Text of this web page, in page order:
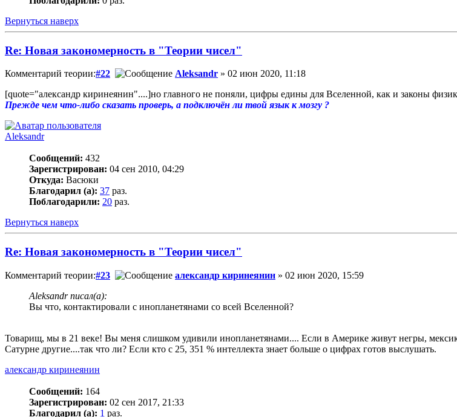
Вернуться наверх
Re: Новая закономерность в "Теории чисел"
Комментарий теории:#22 Aleksandr » 02 июн 2020, 11:18
[quote="александр киринеянин"....]но главного не поняли, цифры едины для Вселенной, как и законы
Прежде чем что-либо сказать проверь, а подключён ли твой язык к мозгу ?
Aleksandr
Сообщений: 432
Зарегистрирован: 04 сен 2010, 04:29
Откуда: Васюки
Благодарил (а): 37 раз.
Поблагодарили: 20 раз.
Вернуться наверх
Re: Новая закономерность в "Теории чисел"
Комментарий теории:#23 александр киринеянин » 02 июн 2020, 15:59
Aleksandr писал(а):
Вы что, контактировали с инопланетянами со всей Вселенной?
Товарищ, мы в 21 веке! Вы меня слишком удивили инопланетянами.... Если в Америке живут негры,
Сатурне другие....так что ли? Если кто с 25, 351 % интеллекта знает больше о цифрах готов выслушать.
александр киринеянин
Сообщений: 164
Зарегистрирован: 02 сен 2017, 21:33
Благодарил (а): 1 раз.